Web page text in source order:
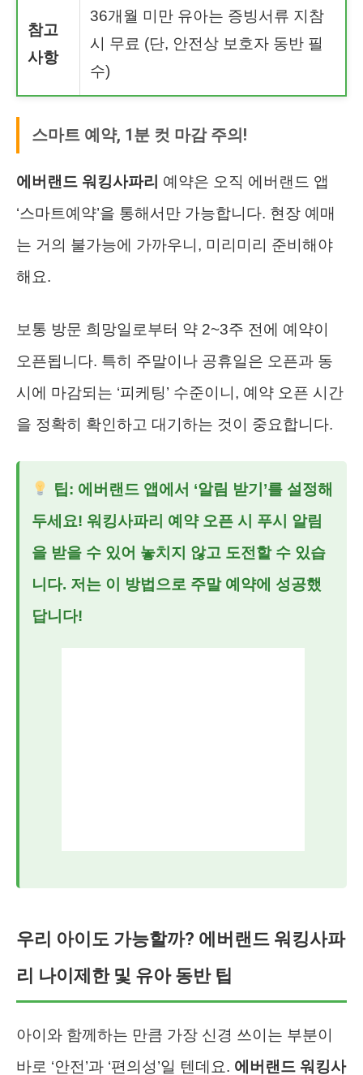
참고
사항
36개월 미만 유아는 증빙서류 지참
시 무료 (단, 안전상 보호자 동반 필
수)
스마트 예약, 1분 컷 마감 주의!
에버랜드 워킹사파리 예약은 오직 에버랜드 앱
‘스마트예약’을 통해서만 가능합니다. 현장 예매
는 거의 불가능에 가까우니, 미리미리 준비해야
해요.
보통 방문 희망일로부터 약 2~3주 전에 예약이
오픈됩니다. 특히 주말이나 공휴일은 오픈과 동
시에 마감되는 ‘피케팅’ 수준이니, 예약 오픈 시간
을 정확히 확인하고 대기하는 것이 중요합니다.
팁: 에버랜드 앱에서 ‘알림 받기’를 설정해
두세요! 워킹사파리 예약 오픈 시 푸시 알림
을 받을 수 있어 놓치지 않고 도전할 수 있습
니다. 저는 이 방법으로 주말 예약에 성공했
답니다!
우리 아이도 가능할까? 에버랜드 워킹사파
리 나이제한 및 유아 동반 팁
아이와 함께하는 만큼 가장 신경 쓰이는 부분이
바로 ‘안전’과 ‘편의성’일 텐데요. 에버랜드 워킹사